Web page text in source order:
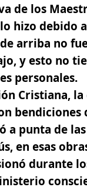
de los
hizo debido
arriba no
y esto no
personales.
Cristiana, la
bendiciones
a punta de
en esas
durante